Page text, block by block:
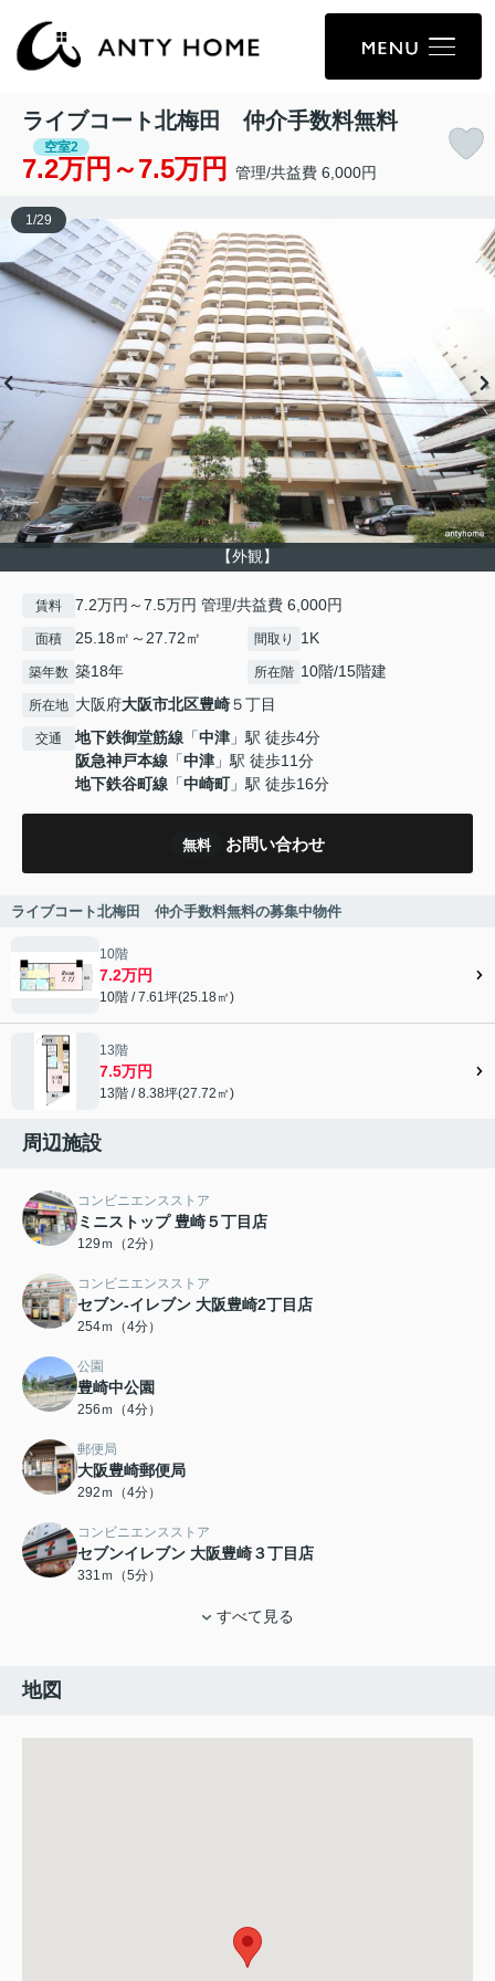
ライブコート北梅田 仲介手数料無料
空室2
7.2万円～7.5万円 管理/共益費 6,000円
【外観】
1 /29
賃料 7.2万円～7.5万円 管理/共益費 6,000円
面積 25.18㎡～27.72㎡ 間取り 1K
築年数 築18年 所在階 10階/15階建
所在地 大阪府大阪市北区豊崎５丁目
交通 地下鉄御堂筋線 「中津 」駅 徒歩4分
阪急神戸本線 「中津 」駅 徒歩11分
地下鉄谷町線 「中崎町」駅 徒歩16分
無料 お問い合わせ
ライブコート北梅田 仲介手数料無料の募集中物件
10階
7.2万円
10階 / 7.61坪(25.18㎡)
13階
7.5万円
13階 / 8.38坪(27.72㎡)
周辺施設
コンビニエンスストア
ミニストップ 豊崎５丁目店
129ｍ（2分）
コンビニエンスストア
セブン-イレブン 大阪豊崎2丁目店
254ｍ（4分）
公園
豊崎中公園
256ｍ（4分）
郵便局
大阪豊崎郵便局
292ｍ（4分）
コンビニエンスストア
セブンイレブン 大阪豊崎３丁目店
331ｍ（5分）
すべて見る
地図